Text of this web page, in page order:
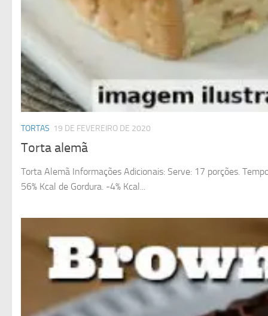
TORTAS 19 DE FEVEREIRO DE 2020
Torta alemã
Torta Alemã Informações Adicionais: Serve: 17 porções.
56% Kcal de Gordura. -4% Kcal...